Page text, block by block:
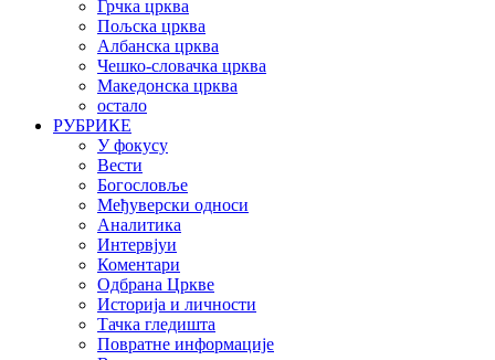
Грчка црква
Пољска црква
Албанска црква
Чешко-словачка црква
Македонска црква
остало
РУБРИКЕ
У фокусу
Вести
Богословље
Међуверски односи
Аналитика
Интервјуи
Коментари
Одбрана Цркве
Историја и личности
Тачка гледишта
Повратне информације